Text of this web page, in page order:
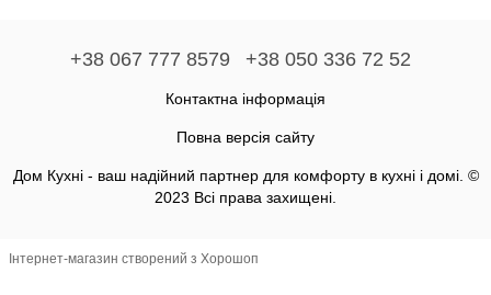
+38 067 777 8579 +38 050 336 72 52
Контактна інформація
Повна версія сайту
Дом Кухні - ваш надійний партнер для комфорту в кухні і домі. ©
2023 Всі права захищені.
Інтернет-магазин створений з Хорошоп